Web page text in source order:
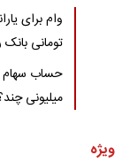
تومانی بانک
حساب سهام
میلیونی
ویژه